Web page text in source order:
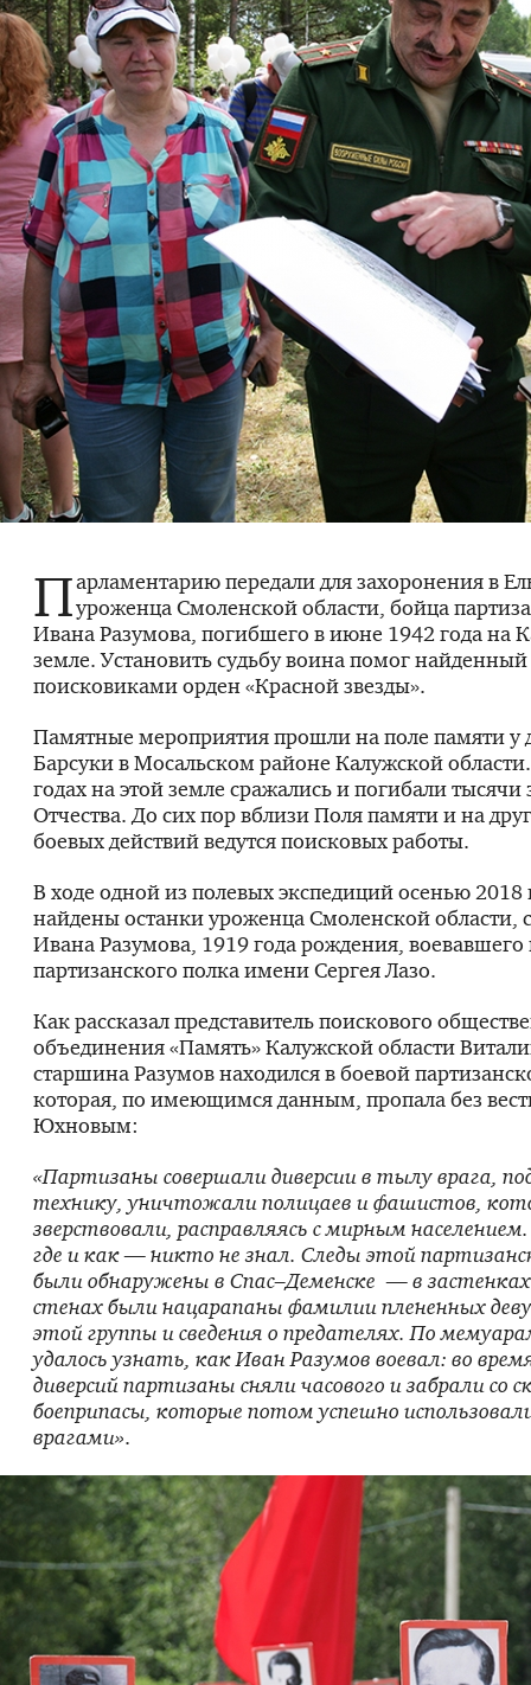
Парламентарию передали для захоронения в
уроженца Смоленской области, бойца
Ивана Разумова, погибшего в июне 1942 года на
земле. Установить судьбу воина помог
поисковиками орден «Красной звезды».
Памятные мероприятия прошли на поле памяти у
Барсуки в Мосальском районе Калужской
годах на этой земле сражались и погибали
Отчества. До сих пор вблизи Поля памяти и на
боевых действий ведутся поисковых работы.
В ходе одной из полевых экспедиций осенью 2018
найдены останки уроженца Смоленской области,
Ивана Разумова, 1919 года рождения, воевавшего
партизанского полка имени Сергея Лазо.
Как рассказал представитель поискового
объединения «Память» Калужской области
старшина Разумов находился в боевой
которая, по имеющимся данным, пропала без
Юхновым:
«Партизаны совершали диверсии в тылу врага,
технику, уничтожали полицаев и фашистов,
зверствовали, расправляясь с мирным
где и как — никто не знал. Следы этой
были обнаружены в Спас–Деменске — в
стенах были нацарапаны фамилии плененных
этой группы и сведения о предателях. По
удалось узнать, как Иван Разумов воевал: во
диверсий партизаны сняли часового и забрали со
боеприпасы, которые потом успешно
врагами».